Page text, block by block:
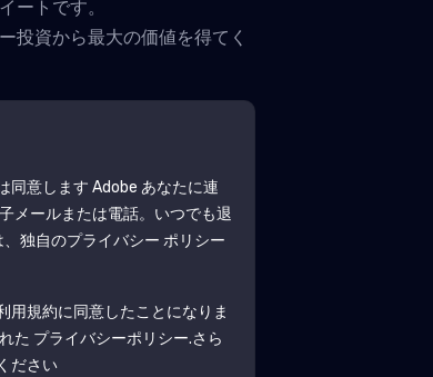
ートです。
投資から最大の価値を得てく
同意しますAdobe あなたに連
メールまたは電話。いつでも退
独自のプライバシー ポリシー
用規約に同意したことになりま
た プライバシーポリシー.さら
ださい